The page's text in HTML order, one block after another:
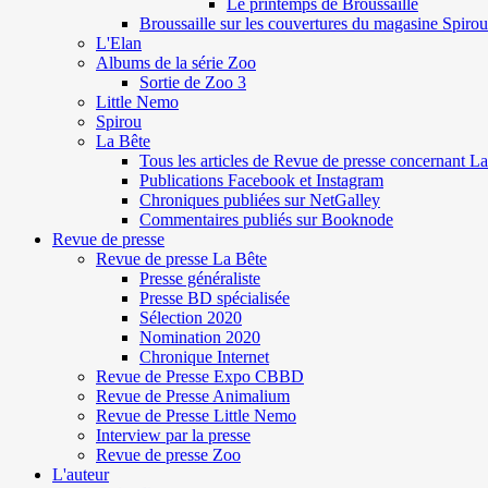
Broussaille sur les couvertures du magasine Spirou
L'Elan
Albums de la série Zoo
Sortie de Zoo 3
Little Nemo
Spirou
La Bête
Tous les articles de Revue de presse concernant
Publications Facebook et Instagram
Chroniques publiées sur NetGalley
Commentaires publiés sur Booknode
Revue de presse
Revue de presse La Bête
Presse généraliste
Presse BD spécialisée
Sélection 2020
Nomination 2020
Chronique Internet
Revue de Presse Expo CBBD
Revue de Presse Animalium
Revue de Presse Little Nemo
Interview par la presse
Revue de presse Zoo
L'auteur